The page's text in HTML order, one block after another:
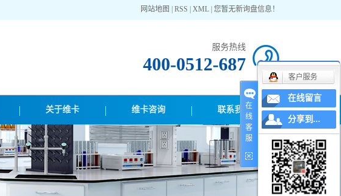
网站地图 RSS XML 您暂无新询盘信息！
服务热线
400-0512-687
关于维卡 维卡咨询 联系我们
在
线
客
服
客户服务
在线留言
分享到...